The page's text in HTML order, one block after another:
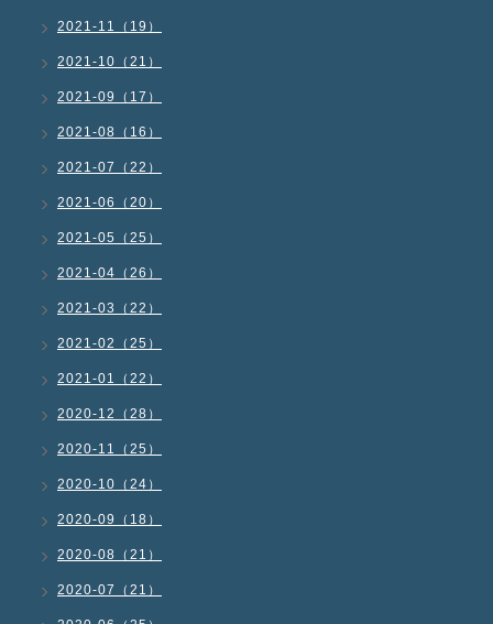
2021-11（19）
2021-10（21）
2021-09（17）
2021-08（16）
2021-07（22）
2021-06（20）
2021-05（25）
2021-04（26）
2021-03（22）
2021-02（25）
2021-01（22）
2020-12（28）
2020-11（25）
2020-10（24）
2020-09（18）
2020-08（21）
2020-07（21）